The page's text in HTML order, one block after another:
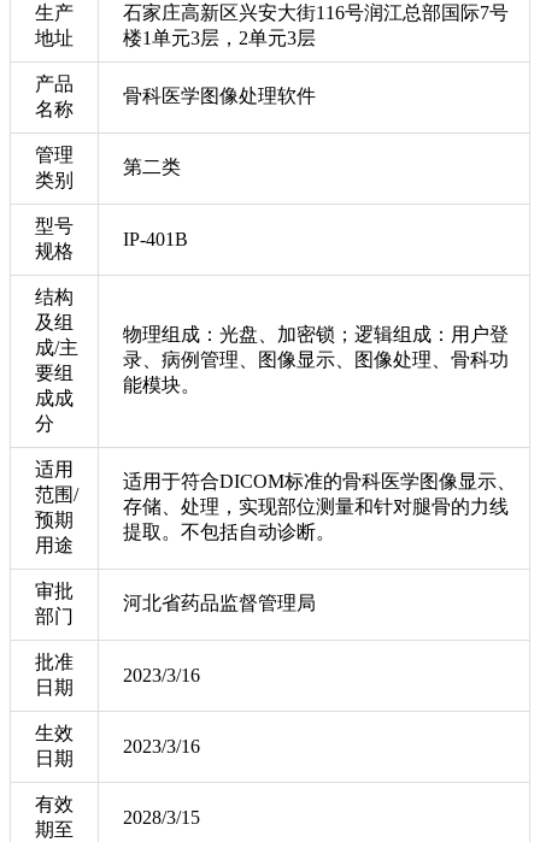
生产
地址
石家庄高新区兴安大街116号润江总部国际7号
楼1单元3层，2单元3层
产品
名称
骨科医学图像处理软件
管理
类别
第二类
型号
规格
IP-401B
结构
及组
成/主
要组
成成
分
物理组成：光盘、加密锁；逻辑组成：用户登
录、病例管理、图像显示、图像处理、骨科功
能模块。
适用
范围/
预期
用途
适用于符合DICOM标准的骨科医学图像显示、
存储、处理，实现部位测量和针对腿骨的力线
提取。不包括自动诊断。
审批
部门
河北省药品监督管理局
批准
日期
2023/3/16
生效
日期
2023/3/16
有效
期至
2028/3/15